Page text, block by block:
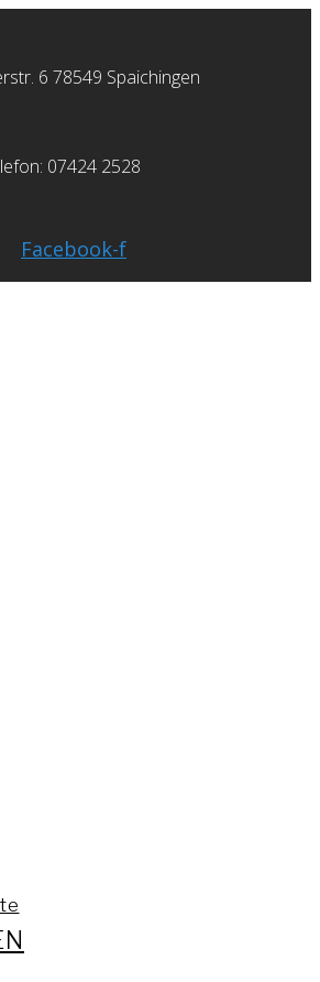
6 78549 Spaichingen
07424 2528
Facebook-f